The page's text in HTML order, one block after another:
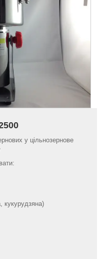
у цільнозернове
кукурудзяна)